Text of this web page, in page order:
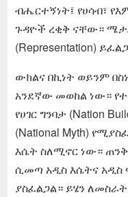
ብሔርተኝነት፤ የሀሳብ፣
ጉዳዮች ረቂቅ ናቸው።
(Representation)
ውክልና በኪነት ወይንም
አንደኛው መወከል ነው።
የሀገር ግንባታ (Nation
(National Myth)
እሴት ስለሚኖር ነው።
ሲመጣ አዲስ እሴትና አዲስ
ያስፈልጋል። ይሄን